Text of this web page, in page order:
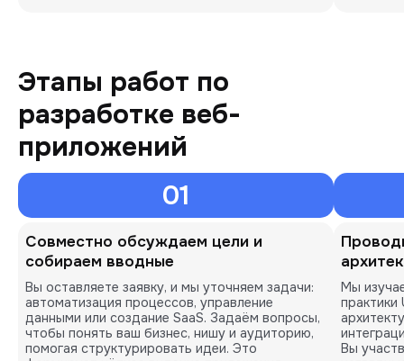
Этапы работ по
разработке веб-
приложений
01
Совместно обсуждаем цели и
собираем вводные
Вы оставляете заявку, и мы уточняем задачи:
автоматизация процессов, управление
данными или создание SaaS. Задаём вопросы,
чтобы понять ваш бизнес, нишу и аудиторию,
помогая структурировать идеи. Это
Мы
Вы